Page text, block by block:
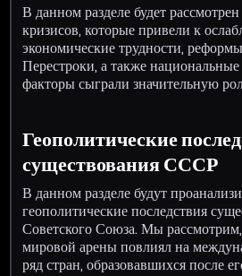
В данном разделе будет
кризисов, которые привели к
экономические трудности,
Перестроки, а также
факторы сыграли значительную
Геополитические
существования СССР
В данном разделе будут
геополитические последствия
Советского Союза. Мы
мировой арены повлиял на
ряд стран, образовавшихся после